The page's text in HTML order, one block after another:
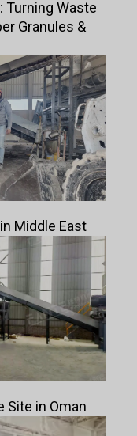
Turning Waste
Granules &
Middle East
Site in Oman